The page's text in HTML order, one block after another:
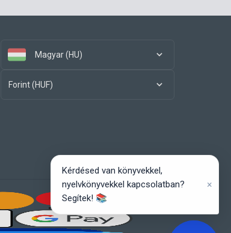
Magyar (HU)
Forint (HUF)
Kérdésed van könyvekkel,
nyelvkönyvekkel kapcsolatban?
Segítek! 📚
×